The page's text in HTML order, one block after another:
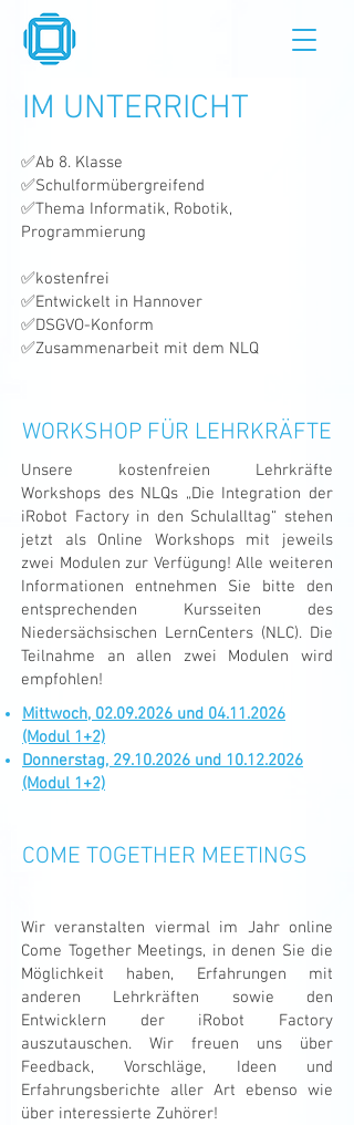
IM UNTERRICHT
✅Ab 8. Klasse
✅Schulformübergreifend
✅Thema Informatik, Robotik,
Programmierung
✅kostenfrei
✅Entwickelt in Hannover
✅DSGVO-Konform
✅Zusammenarbeit mit dem NLQ
WORKSHOP FÜR LEHRKRÄFTE
Unsere kostenfreien Lehrkräfte
Workshops des NLQs „Die Integration der
iRobot Factory in den Schulalltag“ stehen
jetzt als Online Workshops mit jeweils
zwei Modulen zur Verfügung! Alle weiteren
Informationen entnehmen Sie bitte den
entsprechenden Kursseiten des
Niedersächsischen LernCenters (NLC). Die
Teilnahme an allen zwei Modulen wird
empfohlen!
Mittwoch, 02.09.2026 und 04.11.2026
(Modul 1+2)
Donnerstag, 29.10.2026 und 10.12.2026
(Modul 1+2)
COME TOGETHER MEETINGS
Wir veranstalten viermal im Jahr online
Come Together Meetings, in denen Sie die
Möglichkeit haben, Erfahrungen mit
anderen Lehrkräften sowie den
Entwicklern der iRobot Factory
auszutauschen. Wir freuen uns über
Feedback, Vorschläge, Ideen und
Erfahrungsberichte aller Art ebenso wie
über interessierte Zuhörer!